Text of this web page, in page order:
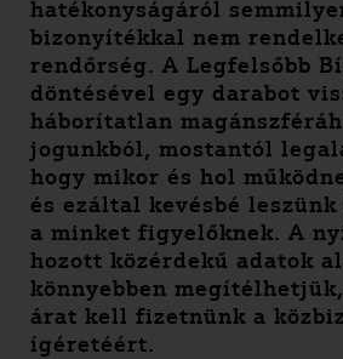
hatékonyságáról
bizonyítékkal nem
rendőrség. A Legfelsőbb
döntésével egy darabot
háborítatlan
jogunkból, mostantól
hogy mikor és hol
és ezáltal kevésbé
a minket figyelőknek. A
hozott közérdekű adatok
könnyebben
árat kell fizetnünk a
ígéretéért.